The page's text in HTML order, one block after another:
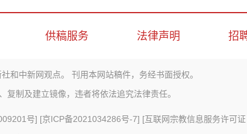
供稿服务 法律声明 招
和中新网观点。 刊用本网站稿件，务经书面授权。
复制及建立镜像，违者将依法追究法律责任。
号] [京ICP备2021034286号-7] [互联网宗教信息服务许可